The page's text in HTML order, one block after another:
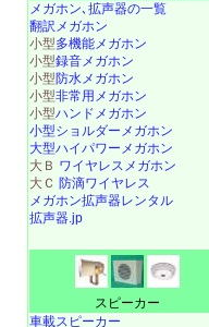
メガホン､拡声器の一覧
翻訳メガホン
小型多機能メガホン
小型録音メガホン
小型防水メガホン
小型非常用メガホン
小型ハンドメガホン
小型ショルダーメガホン
大型ハイパワーメガホン
大Ｂ ワイヤレスメガホン
大Ｃ 防滴ワイヤレス
メガホン拡声器レンタル
拡声器.jp
スピーカー
車載スピーカー